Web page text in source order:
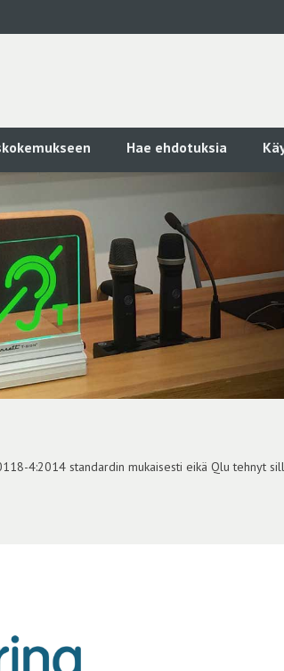
Hae ehdotuksia
4:2014 standardin mukaisesti eikä Qlu tehnyt